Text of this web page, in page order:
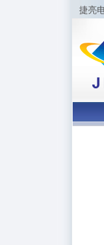
捷亮